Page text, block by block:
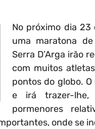
No próximo dia
uma maratona
Serra D’Arga irão
com muitos
pontos do globo.
e irá trazer-
pormenores
onde se